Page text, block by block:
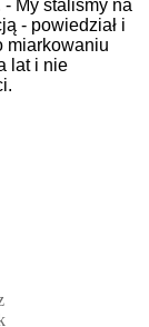
My staliśmy na
- powiedział i
miarkowaniu
lat i nie